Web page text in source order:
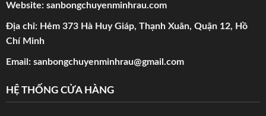
Website: sanbongchuyenminhrau.com
Địa chỉ: Hẻm 373 Hà Huy Giáp, Thạnh Xuân, Quận 12, Hồ
Chí Minh
Email: sanbongchuyenminhrau@gmail.com
HỆ THỐNG CỬA HÀNG